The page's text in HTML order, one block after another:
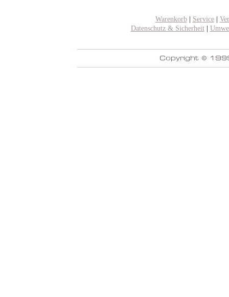
Warenkorb| Service|
Datenschutz & Sicherheit|